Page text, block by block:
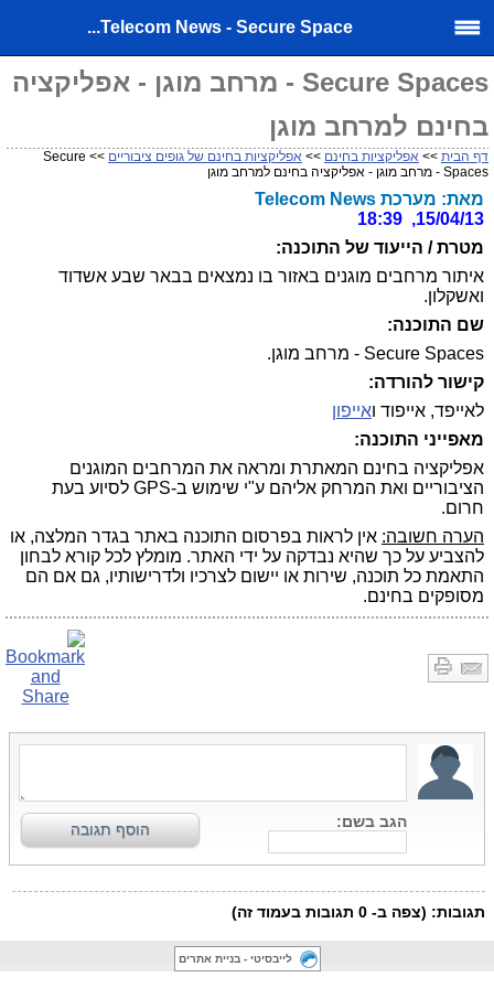
Telecom News - Secure Space...
Secure Spaces - מרחב מוגן - אפליקציה
בחינם למרחב מוגן
דף הבית >> אפליקציות בחינם >> אפליקציות בחינם של גופים ציבוריים
>> Secure
Spaces - מרחב מוגן - אפליקציה בחינם למרחב מוגן
מאת: מערכת Telecom News
15/04/13, 18:39
מטרת / הייעוד של התוכנה:
איתור מרחבים מוגנים באזור בו נמצאים בבאר שבע אשדוד
ואשקלון.
שם התוכנה:
Secure Spaces - מרחב מוגן.
קישור להורדה:
לאייפד, אייפוד ואייפון
מאפייני התוכנה:
אפליקציה בחינם המאתרת ומראה את המרחבים המוגנים
הציבוריים ואת המרחק אליהם ע"י שימוש ב-GPS לסיוע בעת
חרום.
הערה חשובה: אין לראות בפרסום התוכנה באתר בגדר המלצה, או
להצביע על כך שהיא נבדקה על ידי האתר. מומלץ לכל קורא לבחון
התאמת כל תוכנה, שירות או יישום לצרכיו ולדרישותיו, גם אם הם
מסופקים בחינם.
לייבסיטי - בניית אתרים